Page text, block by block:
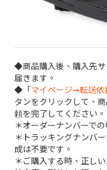
◆商品購入後、購入先
届きます。
◆「マイページ➞転送依
タンをクリックして、
頼を完了してください。
＊オーダーナンバーで
＊トラッキングナンバ
成は不要です。
＊ご購入する時、正し